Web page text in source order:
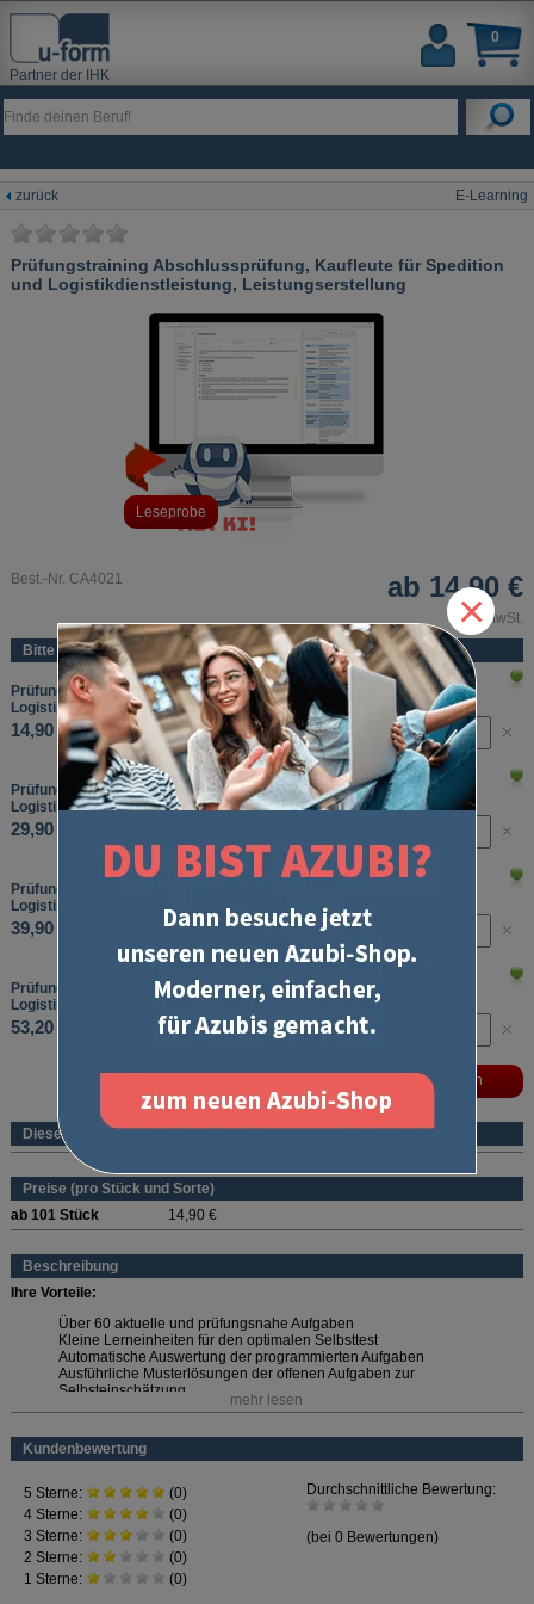
Partner der IHK
0
zurück E-Learning
Prüfungstraining Abschlussprüfung, Kaufleute für Spedition
und Logistikdienstleistung, Leistungserstellung
Leseprobe
Best.-Nr. CA4021 ab 14,90 €
inkl. MwSt.
Bitte wählen Sie:
Prüfungstraining Abschlussprüfung, Kaufleute für Spedition und
Logistikdienstleistung, Leistungserstellung, Laufzeit: 1 Monat
14,90 €
Prüfungstraining Abschlussprüfung, Kaufleute für Spedition und
Logistikdienstleistung, Leistungserstellung, Laufzeit: 3 Monate
29,90 €
Prüfungstraining Abschlussprüfung, Kaufleute für Spedition und
Logistikdienstleistung, Leistungserstellung, Laufzeit: 6 Monate
39,90 €
Prüfungstraining Abschlussprüfung, Kaufleute für Spedition und
Logistikdienstleistung, Leistungserstellung, Laufzeit: 12 Monate
53,20 €
Dieses Produkt ist ein eBook
Preise (pro Stück und Sorte)
ab 101 Stück
14,90 €
Beschreibung
Ihre Vorteile:
Über 60 aktuelle und prüfungsnahe Aufgaben
Kleine Lerneinheiten für den optimalen Selbsttest
Automatische Auswertung der programmierten Aufgaben
Ausführliche Musterlösungen der offenen Aufgaben zur
Selbsteinschätzung
Wählen Sie die passende Laufzeit aus!
Laufzeiten und Preise:
1 Monat: 14,90 Euro
3 Monate: 29,90 Euro (9,97 Euro/Monat)
6 Monate: 39,90 Euro (6,65 Euro/Monat)
12 Monate: 53,20 Euro (4,43 Euro/Monat)
Die Preise sind Festpreise - kein Monatsabo!
mehr lesen
Kundenbewertung
×